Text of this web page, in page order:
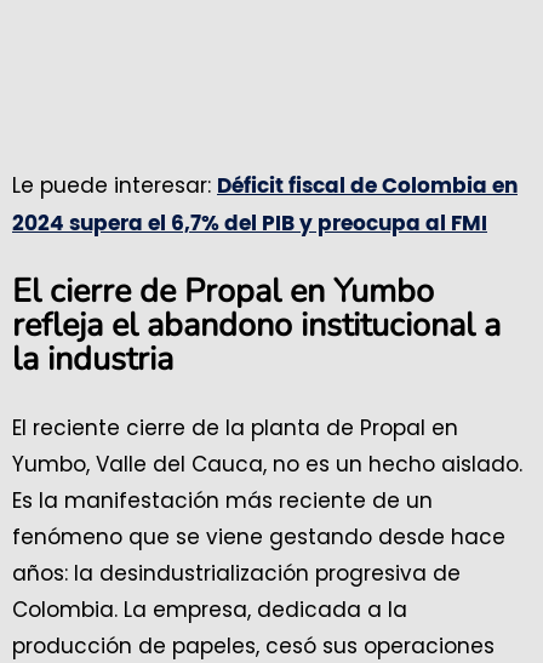
Le puede interesar: Déficit fiscal de Colombia en
2024 supera el 6,7% del PIB y preocupa al FMI
El cierre de Propal en Yumbo
refleja el abandono institucional a
la industria
El reciente cierre de la planta de Propal en
Yumbo, Valle del Cauca, no es un hecho aislado.
Es la manifestación más reciente de un
fenómeno que se viene gestando desde hace
años: la desindustrialización progresiva de
Colombia. La empresa, dedicada a la
producción de papeles, cesó sus operaciones